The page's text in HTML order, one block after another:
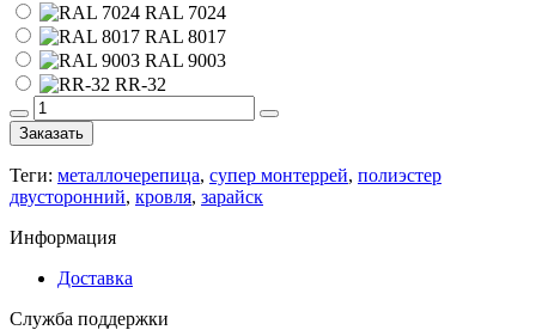
RAL 7024
RAL 8017
RAL 9003
RR-32
Заказать
Теги: металлочерепица, супер монтеррей, полиэстер
двусторонний, кровля, зарайск
Информация
Доставка
Служба поддержки